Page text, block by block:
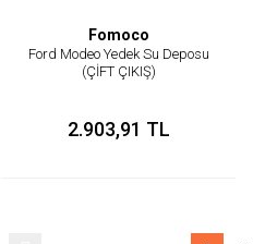
Fomoco
Ford Modeo Yedek Su Deposu
(ÇİFT ÇIKIŞ)
2.903,91 TL